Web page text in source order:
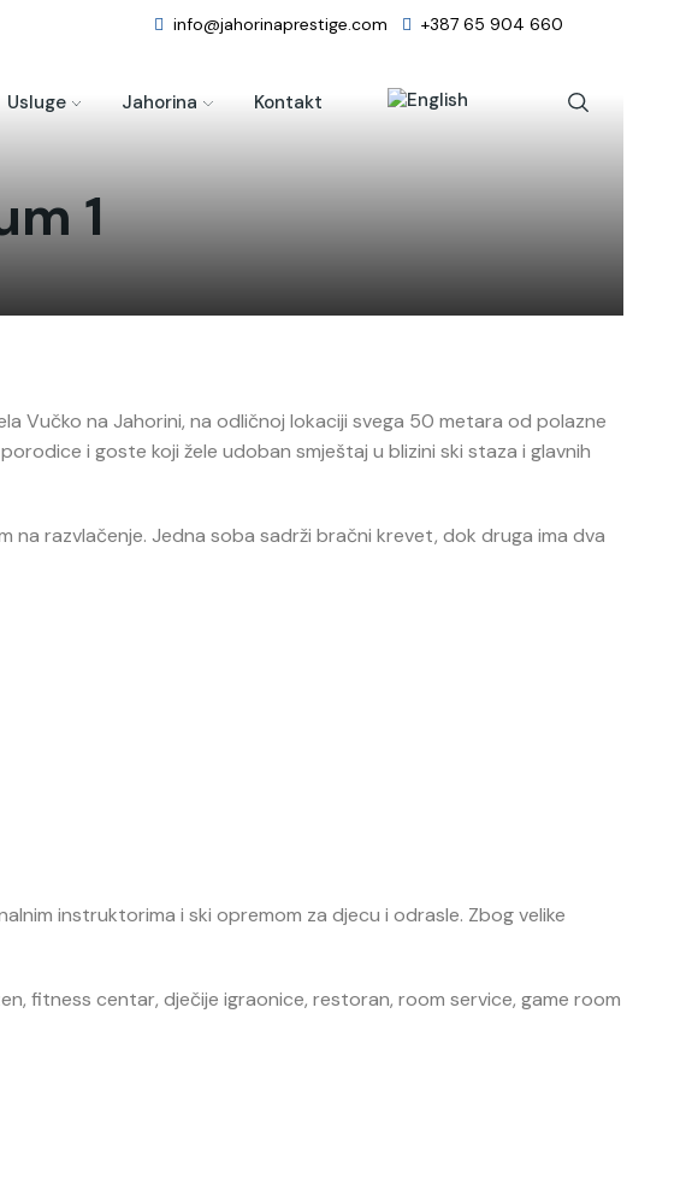
info@jahorinaprestige.com +387 65 904 660
Usluge Jahorina Kontakt
1
Vučko na Jahorini, na odličnoj lokaciji svega 50 metara od polazne
i goste koji žele udoban smještaj u blizini ski staza i glavnih
razvlačenje. Jedna soba sadrži bračni krevet, dok druga ima dva
instruktorima i ski opremom za djecu i odrasle. Zbog velike
fitness centar, dječije igraonice, restoran, room service, game room